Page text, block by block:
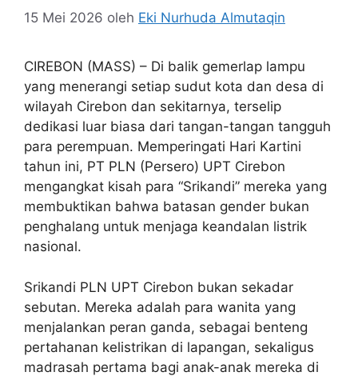
15 Mei 2026 oleh Eki Nurhuda Almutaqin
CIREBON (MASS) – Di balik gemerlap lampu
yang menerangi setiap sudut kota dan desa di
wilayah Cirebon dan sekitarnya, terselip
dedikasi luar biasa dari tangan-tangan tangguh
para perempuan. Memperingati Hari Kartini
tahun ini, PT PLN (Persero) UPT Cirebon
mengangkat kisah para “Srikandi” mereka yang
membuktikan bahwa batasan gender bukan
penghalang untuk menjaga keandalan listrik
nasional.
Srikandi PLN UPT Cirebon bukan sekadar
sebutan. Mereka adalah para wanita yang
menjalankan peran ganda, sebagai benteng
pertahanan kelistrikan di lapangan, sekaligus
madrasah pertama bagi anak-anak mereka di